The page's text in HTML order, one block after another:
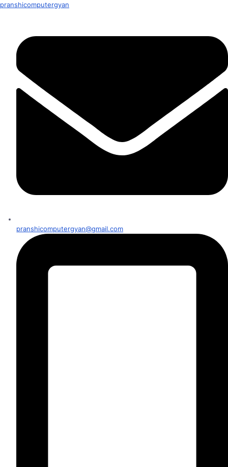
pranshicomputergyan
pranshicomputergyan@gmail.com